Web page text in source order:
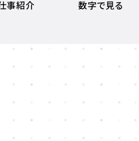
事紹介 数字で見る